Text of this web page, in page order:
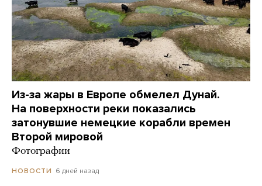
Из-за жары в Европе обмелел Дунай.
На поверхности реки показались
затонувшие немецкие корабли времен
Второй мировой
Фотографии
НОВОСТИ 6 дней назад